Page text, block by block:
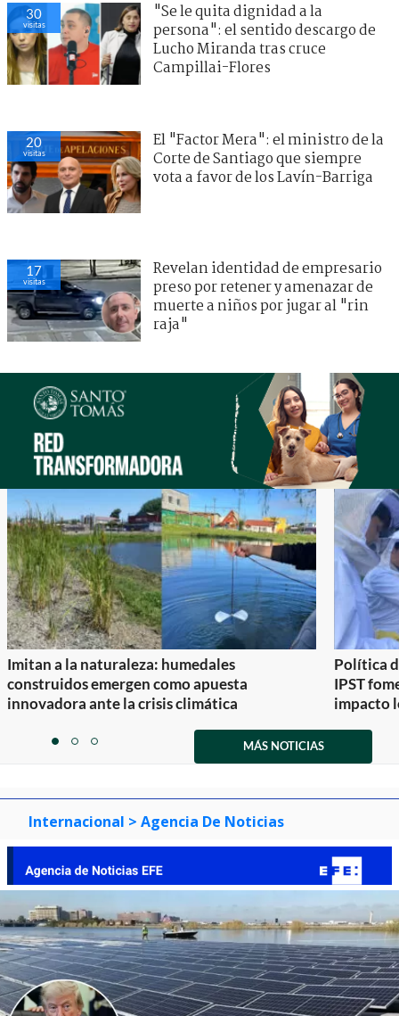
30
visitas
"Se le quita dignidad a la
persona": el sentido descargo de
Lucho Miranda tras cruce
Campillai-Flores
20
visitas
El "Factor Mera": el ministro de la
Corte de Santiago que siempre
vota a favor de los Lavín-Barriga
17
visitas
Revelan identidad de empresario
preso por retener y amenazar de
muerte a niños por jugar al "rin
raja"
Imitan a la naturaleza: humedales
construidos emergen como apuesta
innovadora ante la crisis climática
Política
IPST
impacto
itemitemitem
MÁS NOTICIAS
Internacional > Agencia De Noticias